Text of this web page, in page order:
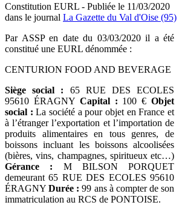
Constitution EURL - Publiée le 11/03/2020
dans le journal La Gazette du Val d'Oise (95)
Par ASSP en date du 03/03/2020 il a été
constitué une EURL dénommée :
CENTURION FOOD AND BEVERAGE
Siège social : 65 RUE DES ECOLES
95610 ÉRAGNY Capital : 100 €Objet
social : La société a pour objet en France et
à l’étranger l’exportation et l’importation de
produits alimentaires en tous genres, de
boissons incluant les boissons alcoolisées
(bières, vins, champagnes, spiritueux etc…)
Gérance : M BILSON PORQUET
demeurant 65 RUE DES ECOLES 95610
ÉRAGNYDurée : 99 ans à compter de son
immatriculation au RCS de PONTOISE.